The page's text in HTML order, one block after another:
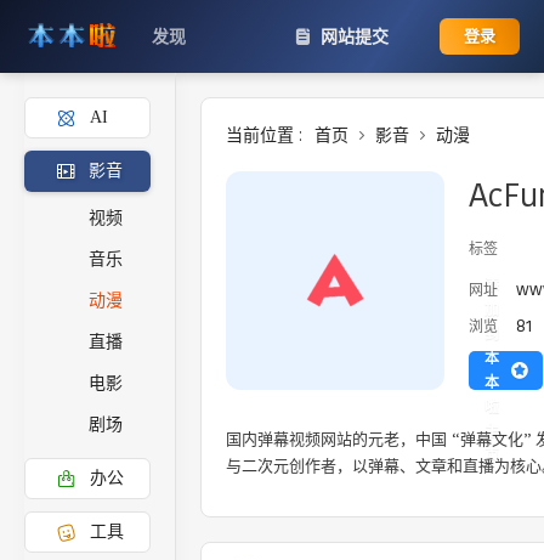
发现 网站提交 登录
AI
影音
视频
音乐
动漫
直播
电影
剧场
办公
工具
当前位置 : 首页 影音 动漫
标签
网址
浏览 81
添
到
本
本
主
页
国内弹幕视频网站的元老，中国 “弹幕文化”
与二次元创作者，以弹幕、文章和直播为核